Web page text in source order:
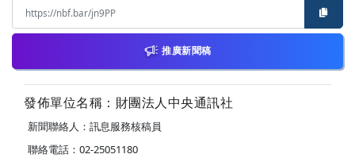
推廣新聞稿
發佈單位名稱：財團法人中央通訊社
新聞聯絡人：訊息服務核稿員
聯絡電話：02-25051180